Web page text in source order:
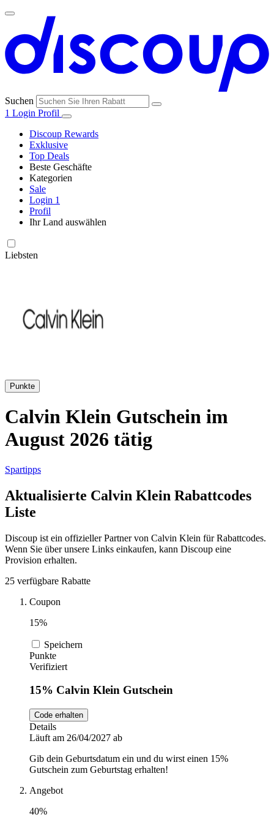
Suchen
1 Login Profil
Discoup Rewards
Exklusive
Top Deals
Beste Geschäfte
Amazon
Booking.com
DocMorris
Intimissimi
Audible
Sportstech
Oakley
Guess
Kategorien
Kleidung und
Schuhe
Urlaub und
Fitness
Motorräder
Sale
Login 1
Profil
Ihr Land auswählen
Liebsten
Punkte
Calvin Klein Gutschein im
August 2026 tätig
Spartipps
Aktualisierte Calvin Klein Rabattcodes
Liste
Discoup ist ein offizieller Partner von Calvin Klein für Rabattcodes.
Wenn Sie über unsere Links einkaufen, kann Discoup eine
Provision erhalten.
25 verfügbare Rabatte
Coupon
15%
Speichern
Punkte
Verifiziert
15% Calvin Klein Gutschein
Code erhalten
Details
Läuft am 26/04/2027 ab
Gib dein Geburtsdatum ein und du wirst einen 15%
Gutschein zum Geburtstag erhalten!
Angebot
40%